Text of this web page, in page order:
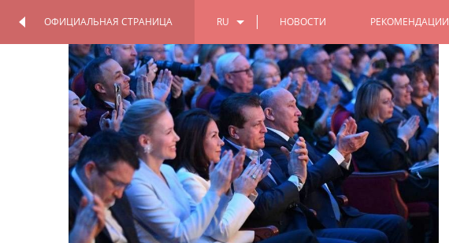
ОФИЦИАЛЬНАЯ СТРАНИЦА RU
EN
TT
НОВОСТИ РЕКОМЕНДАЦИИ
ПЕРСОНАЛЬНАЯ
СТРАНИЦА
ОФИЦИАЛЬНАЯ
СТРАНИЦА